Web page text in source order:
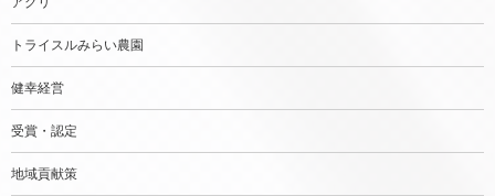
トライスルみらい農園
健幸経営
受賞・認定
地域貢献策